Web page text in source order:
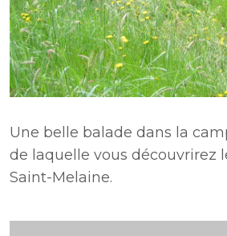
Une belle balade dans la
de laquelle vous découvrirez
Saint-Melaine.